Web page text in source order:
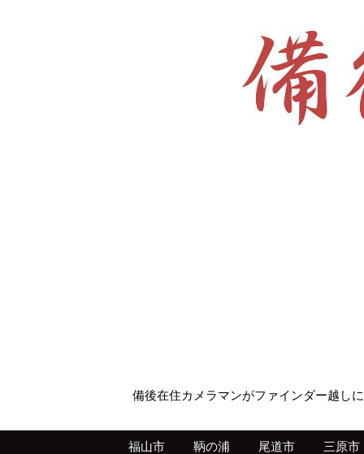
備後在住カメラマンがファインダー越し
福山市 鞆の浦 尾道市 三原市